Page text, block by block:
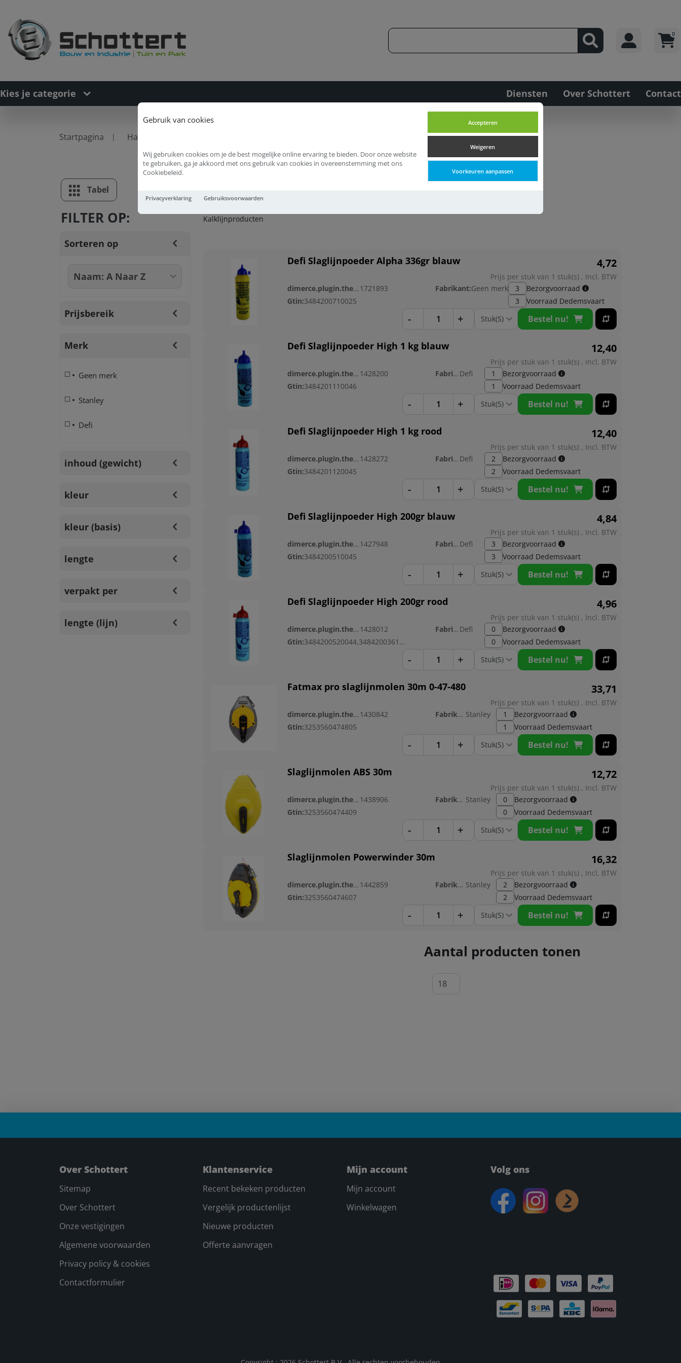
Gebruik van cookies
Wij gebruiken cookies om je de best mogelijke online ervaring te bieden. Door onze website
te gebruiken, ga je akkoord met ons gebruik van cookies in overeenstemming met ons
Cookiebeleid.
Accepteren
Weigeren
Voorkeuren aanpassen
Privacyverklaring Gebruiksvoorwaarden
0
Kies je categorie Diensten Over Schottert Contact
Startpagina Handgereedschappen
Tabel Lijst
FILTER OP:
Sorteren op
Prijsbereik
Merk
Geen merk
Stanley
Defi
inhoud (gewicht)
kleur
kleur (basis)
lengte
verpakt per
lengte (lijn)
Kalklijnproducten
Kalklijnproducten
Defi Slaglijnpoeder Alpha 336gr blauw 4,72
Prijs per stuk van 1 stuk(s) , Incl. BTW
dimerce.plugin.theme.productnr: 1721893 Fabrikant:Geen merk
Gtin:3484200710025
3
Bezorgvoorraad
3
Voorraad Dedemsvaart
- + Bestel nu!
Defi Slaglijnpoeder High 1 kg blauw 12,40
Prijs per stuk van 1 stuk(s) , Incl. BTW
dimerce.plugin.theme.productnr: 1428200 Fabrikant: Defi
Gtin:3484201110046
1
Bezorgvoorraad
1
Voorraad Dedemsvaart
- + Bestel nu!
Defi Slaglijnpoeder High 1 kg rood 12,40
Prijs per stuk van 1 stuk(s) , Incl. BTW
dimerce.plugin.theme.productnr: 1428272 Fabrikant: Defi
Gtin:3484201120045
2
Bezorgvoorraad
2
Voorraad Dedemsvaart
- + Bestel nu!
Defi Slaglijnpoeder High 200gr blauw 4,84
Prijs per stuk van 1 stuk(s) , Incl. BTW
dimerce.plugin.theme.productnr: 1427948 Fabrikant: Defi
Gtin:3484200510045
3
Bezorgvoorraad
3
Voorraad Dedemsvaart
- + Bestel nu!
Defi Slaglijnpoeder High 200gr rood 4,96
Prijs per stuk van 1 stuk(s) , Incl. BTW
dimerce.plugin.theme.productnr: 1428012 Fabrikant: Defi
Gtin:
3484200520044,3484200361159
0
Bezorgvoorraad
0
Voorraad Dedemsvaart
- + Bestel nu!
Fatmax pro slaglijnmolen 30m 0-47-480 33,71
Prijs per stuk van 1 stuk(s) , Incl. BTW
dimerce.plugin.theme.productnr: 1430842 Fabrikant: Stanley
Gtin:3253560474805
1
Bezorgvoorraad
1
Voorraad Dedemsvaart
- + Bestel nu!
Slaglijnmolen ABS 30m 12,72
Prijs per stuk van 1 stuk(s) , Incl. BTW
dimerce.plugin.theme.productnr: 1438906 Fabrikant: Stanley
Gtin:3253560474409
0
Bezorgvoorraad
0
Voorraad Dedemsvaart
- + Bestel nu!
Slaglijnmolen Powerwinder 30m 16,32
Prijs per stuk van 1 stuk(s) , Incl. BTW
dimerce.plugin.theme.productnr: 1442859 Fabrikant: Stanley
Gtin:3253560474607
2
Bezorgvoorraad
2
Voorraad Dedemsvaart
- + Bestel nu!
Aantal producten tonen
Over Schottert
Sitemap
Over Schottert
Onze vestigingen
Algemene voorwaarden
Privacy policy & cookies
Contactformulier
Klantenservice
Recent bekeken producten
Vergelijk productenlijst
Nieuwe producten
Offerte aanvragen
Mijn account
Mijn account
Winkelwagen
Volg ons